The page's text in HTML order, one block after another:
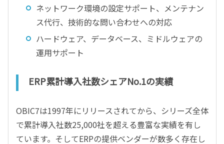
ネットワーク環境の設定サポート、メンテナン
ス代行、技術的な問い合わせへの対応
ハードウェア、データベース、ミドルウェアの
運用サポート
ERP累計導入社数シェアNo.1の実績
OBIC7は1997年にリリースされてから、シリーズ全体
で累計導入社数25,000社を超える豊富な実績を有し
ています。そしてERPの提供ベンダーが数多く存在し